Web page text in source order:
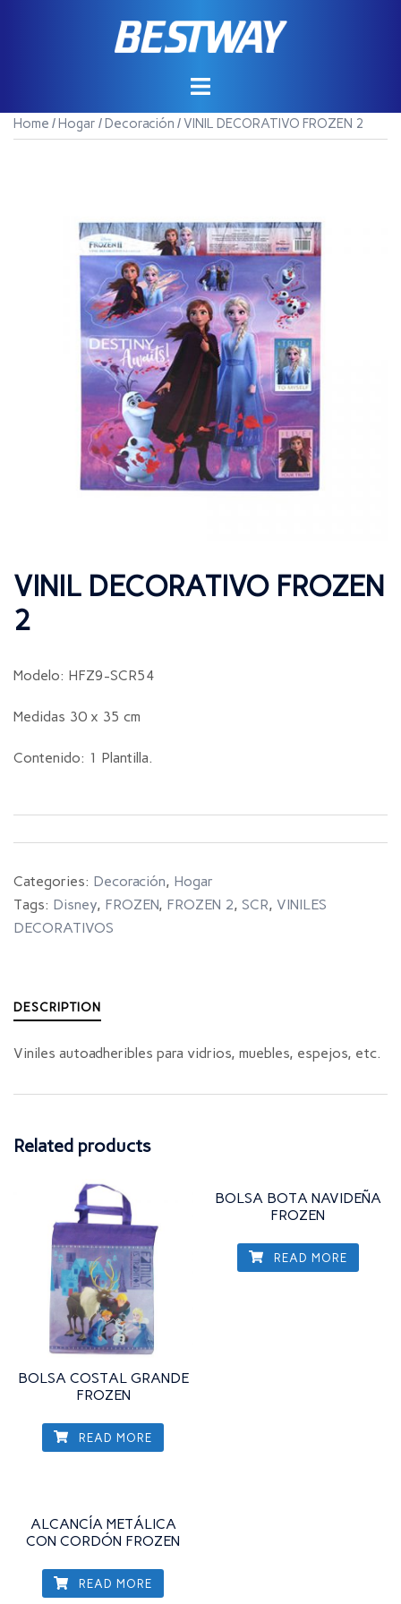
Home /Hogar /Decoración / VINIL DECORATIVO FROZEN 2
VINIL DECORATIVO FROZEN
2
Modelo: HFZ9-SCR54
Medidas 30 x 35 cm
Contenido: 1 Plantilla.
Categories: Decoración, Hogar
Tags: Disney, FROZEN, FROZEN 2, SCR, VINILES
DECORATIVOS
DESCRIPTION
Viniles autoadheribles para vidrios, muebles, espejos, etc.
Related products
BOLSA COSTAL GRANDE
FROZEN
READ MORE
BOLSA BOTA NAVIDEÑA
FROZEN
READ MORE
ALCANCÍA METÁLICA
CON CORDÓN FROZEN
READ MORE